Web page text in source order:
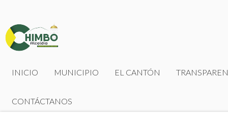
INICIO MUNICIPIO EL CANTÓN
CONTÁCTANOS